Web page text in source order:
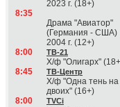
2023 г. (18+)
8:35
Драма "Авиатор"
(Германия - США)
2004 г. (12+)
8:00
ТВ-21
Х/ф "Олигарх"
8:45
ТВ-Центр
Х/ф "Одна тень на
двоих" (16+)
8:00
TVCi